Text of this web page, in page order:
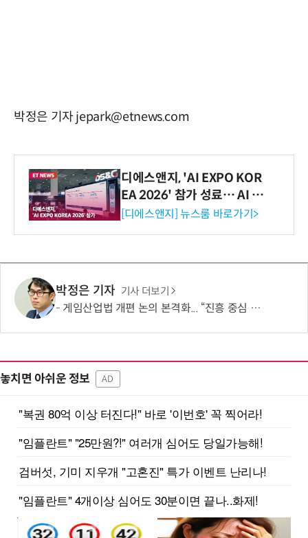
박정은 기자 jepark@etnews.com
디에스앤지, 'AI EXPO KOR
EA 2026' 참가 성료… AI 전
생애주기 아우르는 통합 솔루
[디에스앤지] 뉴스룸 바로가기>
박정은 기자 기사 더보기
게임산업법 개편 논의 본격화... “진흥 중심 전환 속 세부 보완 필요”
놓치면 아쉬운 정보 AD